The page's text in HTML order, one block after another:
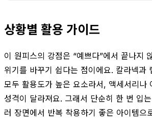
상황별 활용 가이드
이 원피스의 강점은 “예쁘다”에서 끝나지
위기를 바꾸기 쉽다는 점이에요. 칼라넥과
모두 활용도가 높은 요소라서, 액세서리나
성격이 달라져요. 그래서 단순히 한 번 입
러 장면에서 반복 착용하기 좋은 아이템으